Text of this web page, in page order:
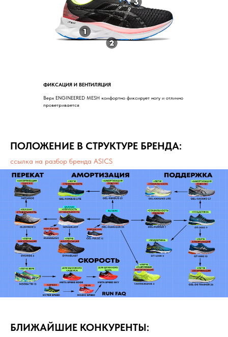
ФИКСАЦИЯ И ВЕНТИЛЯЦИЯ
Верх ENGINEERED MESH комфортно фиксирует ногу и отлично
проветривается
ПОЛОЖЕНИЕ В СТРУКТУРЕ БРЕНДА:
ссылка на разбор бренда ASICS
БЛИЖАЙШИЕ КОНКУРЕНТЫ: